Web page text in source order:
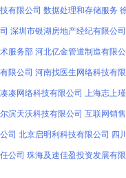
技有限公司 数据处理和存储服务
司 深圳市银湖房地产经纪有限公司
术服务部 河北亿金管道制造有限公
有限公司 河南找医生网络科技有限
凑凑网络科技有限公司 上海志上
尔滨天沃科技有限公司 互联网销售
公司 北京启明利科技有限公司 四
任公司 珠海及速佳盈投资发展有限